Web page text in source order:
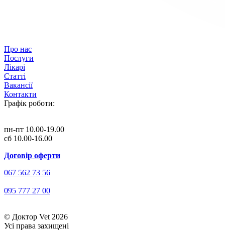
Про нас
Послуги
Лікарі
Статті
Вакансії
Контакти
Графік роботи:
пн-пт 10.00-19.00
сб 10.00-16.00
Договір оферти
067 562 73 56
095 777 27 00
© Доктор Vet 2026
Усі права захищені